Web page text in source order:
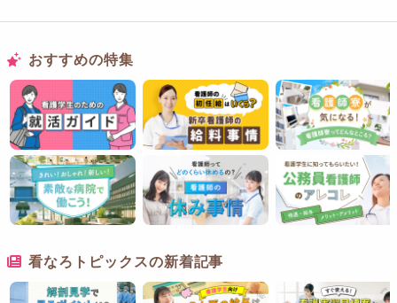
おすすめの特集
看なろトピックスの新着記事